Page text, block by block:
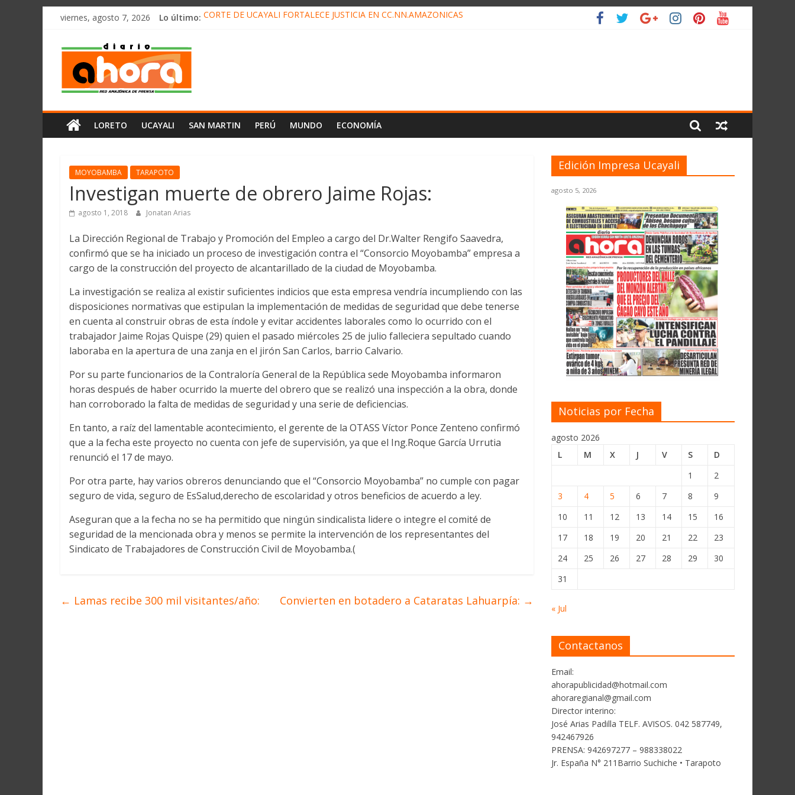
олимп казино
Saltarviernes, agosto 7, 2026 Lo último: CORTE DE UCAYALI FORTALECE JUSTICIA EN CC.NN.AMAZÓNICAS
Diario
Ahora
Cadena
Amazónica
de
Noticias
del
Perú,
Mundo
Ucayali,
San
Martín
Loreto
LORETO UCAYALI SAN MARTIN PERÚ MUNDO ECONOMÍA
MOYOBAMBA TARAPOTO
Investigan muerte de obrero Jaime Rojas:
agosto 1, 2018 Jonatan Arias
La Dirección Regional de Trabajo y Promoción del Empleo a cargo del Dr.Walter Rengifo Saavedra,
confirmó que se ha iniciado un proceso de investigación contra el “Consorcio Moyobamba” empresa a
cargo de la construcción del proyecto de alcantarillado de la ciudad de Moyobamba.
La investigación se realiza al existir suficientes indicios que esta empresa vendría incumpliendo con las
disposiciones normativas que estipulan la implementación de medidas de seguridad que debe tenerse
en cuenta al construir obras de esta índole y evitar accidentes laborales como lo ocurrido con el
trabajador Jaime Rojas Quispe (29) quien el pasado miércoles 25 de julio falleciera sepultado cuando
laboraba en la apertura de una zanja en el jirón San Carlos, barrio Calvario.
Por su parte funcionarios de la Contraloría General de la República sede Moyobamba informaron
horas después de haber ocurrido la muerte del obrero que se realizó una inspección a la obra, donde
han corroborado la falta de medidas de seguridad y una serie de deficiencias.
En tanto, a raíz del lamentable acontecimiento, el gerente de la OTASS Víctor Ponce Zenteno confirmó
que a la fecha este proyecto no cuenta con jefe de supervisión, ya que el Ing.Roque García Urrutia
renunció el 17 de mayo.
Por otra parte, hay varios obreros denunciando que el “Consorcio Moyobamba” no cumple con pagar
seguro de vida, seguro de EsSalud,derecho de escolaridad y otros beneficios de acuerdo a ley.
Aseguran que a la fecha no se ha permitido que ningún sindicalista lidere o integre el comité de
seguridad de la mencionada obra y menos se permite la intervención de los representantes del
Sindicato de Trabajadores de Construcción Civil de Moyobamba.(
← Lamas recibe 300 mil visitantes/año: Convierten en botadero a Cataratas Lahuarpía: →
Edición Impresa Ucayali
agosto 5, 2026
Noticias por Fecha
agosto 2026
L
M X J V S
D
1
2
3
4 5 6 7 8
9
10
11 12 13 14 15
16
17
18 19 20 21 22
23
24
25 26 27 28 29
30
31
« Jul
Contactanos
Email:
ahorapublicidad@hotmail.com
ahoraregianal@gmail.com
Director interino:
José Arias Padilla TELF. AVISOS. 042 587749,
942467926
PRENSA: 942697277 – 988338022
Jr. España N° 211Barrio Suchiche • Tarapoto